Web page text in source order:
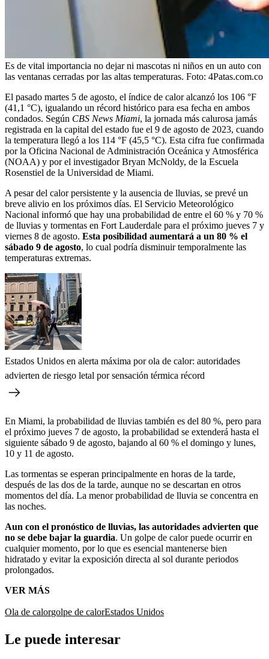
Es de vital importancia no dejar ni mascotas ni niños en un auto con
las ventanas cerradas por las altas temperaturas. Foto: 4Patas.com.co
El pasado martes 5 de agosto, el índice de calor alcanzó los 106 °F
(41,1 °C), igualando un récord histórico para esa fecha en ambos
condados. Según CBS News Miami, la jornada más calurosa jamás
registrada en la capital del estado fue el 9 de agosto de 2023, cuando
la temperatura llegó a los 114 °F (45,5 °C). Esta cifra fue confirmada
por la Oficina Nacional de Administración Oceánica y Atmosférica
(NOAA) y por el investigador Bryan McNoldy, de la Escuela
Rosenstiel de la Universidad de Miami.
A pesar del calor persistente y la ausencia de lluvias, se prevé un
breve alivio en los próximos días. El Servicio Meteorológico
Nacional informó que hay una probabilidad de entre el 60 % y 70 %
de lluvias y tormentas en Fort Lauderdale para el próximo jueves 7 y
viernes 8 de agosto. Esta posibilidad aumentará a un 80 % el
sábado 9 de agosto, lo cual podría disminuir temporalmente las
temperaturas extremas.
Estados Unidos en alerta máxima por ola de calor: autoridades
advierten de riesgo letal por sensación térmica récord
En Miami, la probabilidad de lluvias también es del 80 %, pero para
el próximo jueves 7 de agosto, la probabilidad se extenderá hasta el
siguiente sábado 9 de agosto, bajando al 60 % el domingo y lunes,
10 y 11 de agosto.
Las tormentas se esperan principalmente en horas de la tarde,
después de las dos de la tarde, aunque no se descartan en otros
momentos del día. La menor probabilidad de lluvia se concentra en
las noches.
Aun con el pronóstico de lluvias, las autoridades advierten que
no se debe bajar la guardia. Un golpe de calor puede ocurrir en
cualquier momento, por lo que es esencial mantenerse bien
hidratado y evitar la exposición directa al sol durante periodos
prolongados.
VER MÁS
Ola de calorgolpe de calorEstados Unidos
Le puede interesar